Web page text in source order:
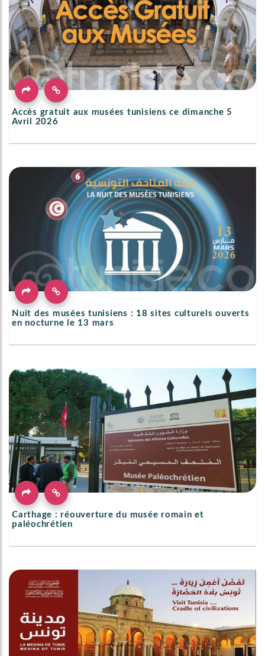
Accès gratuit aux musées tunisiens ce dimanche 5
Avril 2026
Nuit des musées tunisiens : 18 sites culturels ouverts
en nocturne le 13 mars
Carthage : réouverture du musée romain et
paléochrétien